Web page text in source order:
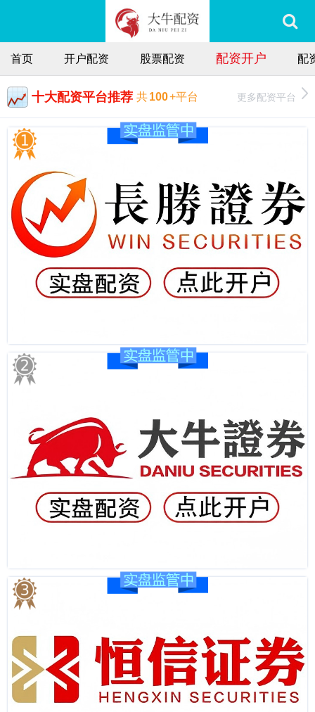
首页 开户配资 股票配资 配资开户 配
十大配资平台推荐 共100+平台 更多配资平台